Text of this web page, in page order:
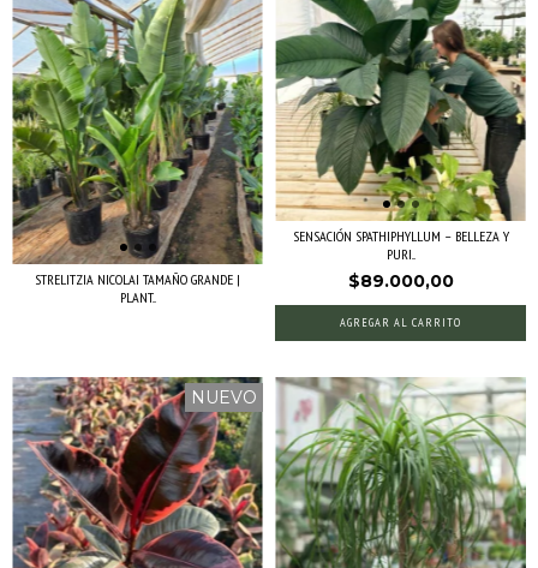
STRELITZIA NICOLAI TAMAÑO GRANDE |
PLANT...
SENSACIÓN SPATHIPHYLLUM – BELLEZA Y
PURI...
$89.000,00
AGREGAR AL CARRITO
NUEVO